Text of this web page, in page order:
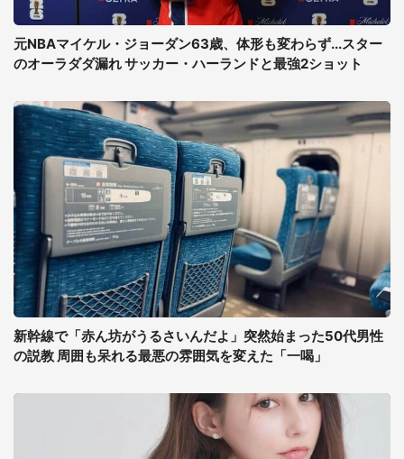
元NBAマイケル・ジョーダン63歳、体形も変わらず...スター
のオーラダダ漏れ サッカー・ハーランドと最強2ショット
新幹線で「赤ん坊がうるさいんだよ」突然始まった50代男性
の説教 周囲も呆れる最悪の雰囲気を変えた「一喝」